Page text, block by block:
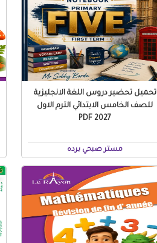
تحميل تحضير دروس اللغة الانجليزية
للصف الخامس الابتدائي الترم الاول
2027 PDF
مستر صبحي برده